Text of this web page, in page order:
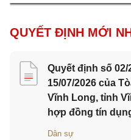
QUYẾT ĐỊNH MỚI
Quyết định số 02/
15/07/2026 của
Vĩnh Long, tỉnh
hợp đồng tín
Dân sự